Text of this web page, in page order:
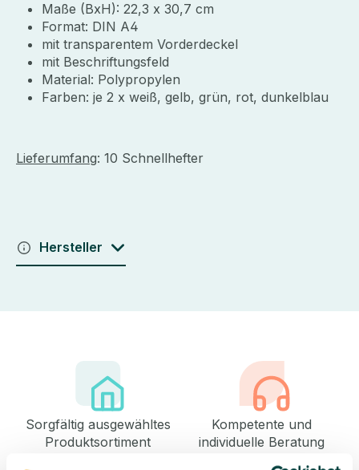
Maße (BxH): 22,3 x 30,7 cm
Format: DIN A4
mit transparentem Vorderdeckel
mit Beschriftungsfeld
Material: Polypropylen
Farben: je 2 x weiß, gelb, grün, rot, dunkelblau
Lieferumfang: 10 Schnellhefter
Hersteller
Sorgfältig ausgewähltes
Produktsortiment
Kompetente und
individuelle Beratung